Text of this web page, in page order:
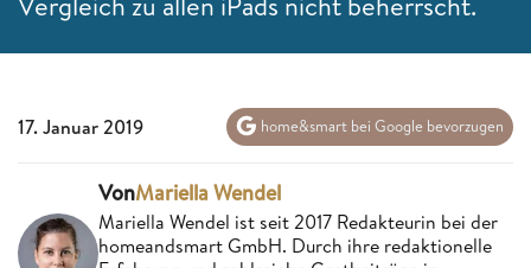
17. Januar 2019 home&smart bei Google bevorzugen
VonMariella Wendel
Mariella Wendel ist seit 2017 Redakteurin bei der
homeandsmart GmbH. Durch ihre redaktionelle